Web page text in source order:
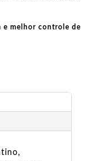
e melhor controle de